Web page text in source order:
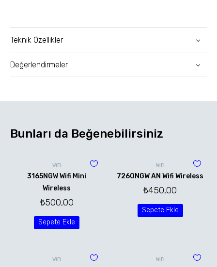
Teknik Özellikler
Değerlendirmeler
Bunları da Beğenebilirsiniz
WİFİ
3165NGW Wifi Mini
Wireless
₺500,00
Sepete Ekle
WİFİ
7260NGW AN Wifi Wireless
₺450,00
Sepete Ekle
WİFİ WİFİ